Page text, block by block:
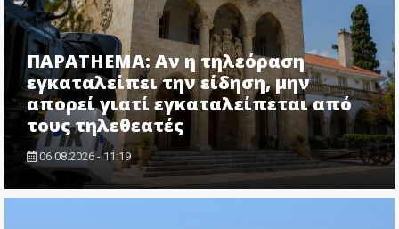
ΠΑΡΑTHEMA: Αν η τηλεόραση
εγκαταλείπει την είδηση, μην
απορεί γιατί εγκαταλείπεται από
τους τηλεθεατές
06.08.2026 - 11:19